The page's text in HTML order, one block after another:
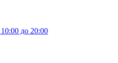
до 20:00